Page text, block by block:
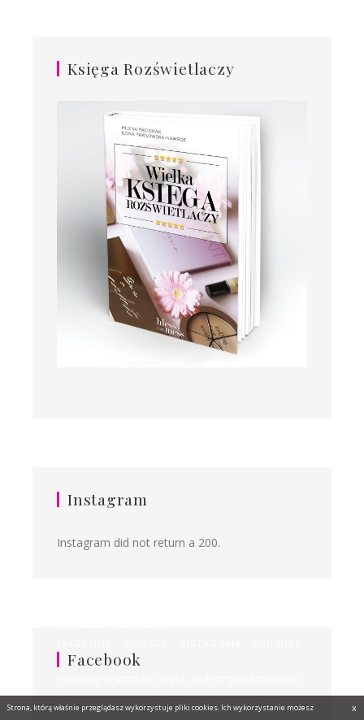
Księga Rozświetlaczy
Instagram
Instagram did not return a 200.
Facebook
kulisach blogowania. Nasza specjalność to
Strona, którą właśnie przeglądasz wykorzystuje pliki cookies. Ich wykorzystanie możesz x